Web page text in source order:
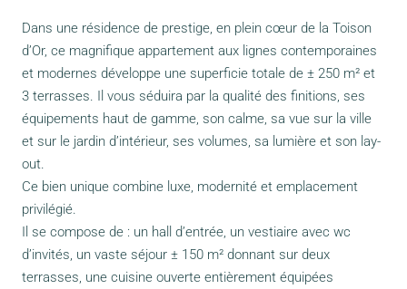
Dans une résidence de prestige, en plein cœur de la Toison
d’Or, ce magnifique appartement aux lignes contemporaines
et modernes développe une superficie totale de ± 250 m² et
3 terrasses. Il vous séduira par la qualité des finitions, ses
équipements haut de gamme, son calme, sa vue sur la ville
et sur le jardin d’intérieur, ses volumes, sa lumière et son lay-
out.
Ce bien unique combine luxe, modernité et emplacement
privilégié.
Il se compose de : un hall d’entrée, un vestiaire avec wc
d’invités, un vaste séjour ± 150 m² donnant sur deux
terrasses, une cuisine ouverte entièrement équipées